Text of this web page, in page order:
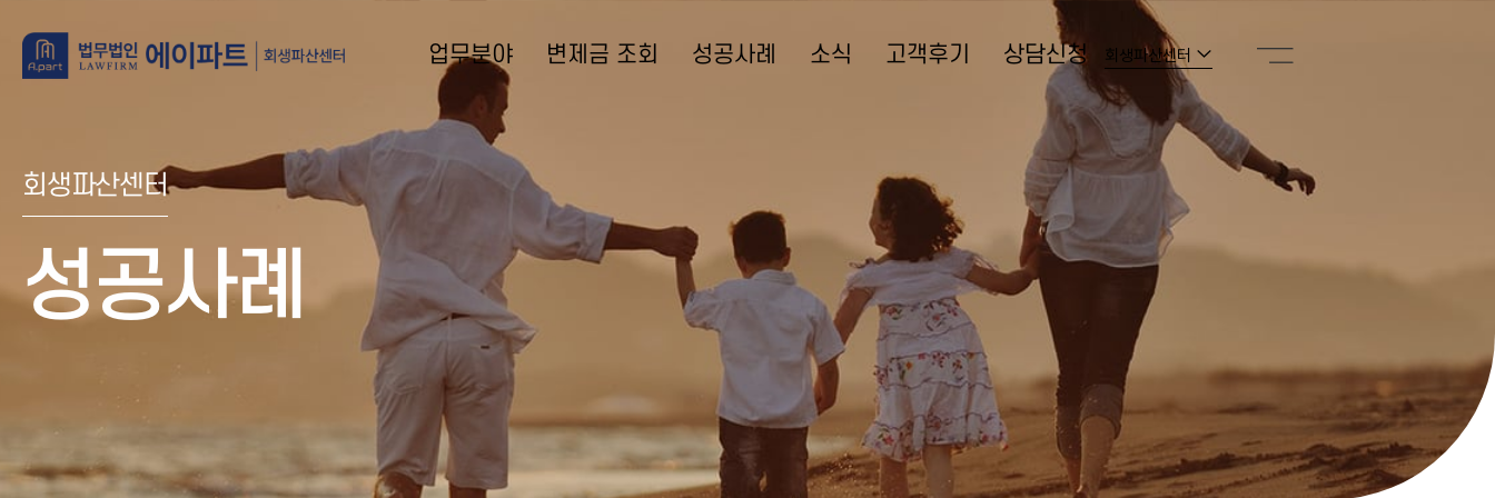
업무분야 변제금 조회 성공사례 소식 고객후기 상담신청 회생파산센터
회생파산센터
성공사례